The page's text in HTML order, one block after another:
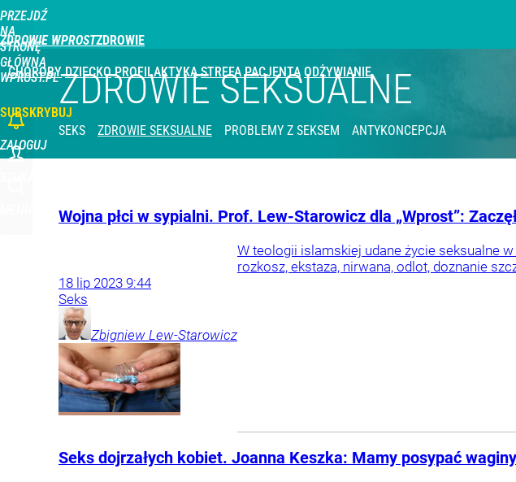
PRZEJDŹ
NA
STRONĘ
GŁÓWNĄ
WPROST.PL
ZDROWIE WPROST
CHOROBY DZIECKO PROFILAKTYKA STREFA PACJENTA ODŻYWIANIE
SUBSKRYBUJ
ZALOGUJ
ZDROWIE SEKSUALNE
SEKS ZDROWIE SEKSUALNE PROBLEMY Z SEKSEM ANTYKONCEPCJA
Wojna płci w sypialni. Prof. Lew-Starowicz dla „Wprost”:
W teologii islamskiej udane życie seksualne
rozkosz, ekstaza, nirwana, odlot, doznanie
18 lip 2023 9:44
Seks
Zbigniew Lew-Starowicz
Seks dojrzałych kobiet. Joanna Keszka: Mamy posypać